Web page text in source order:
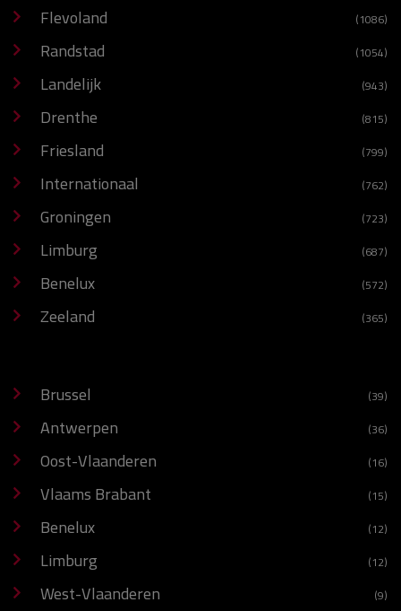
Flevoland (1086)
Randstad (1054)
Landelijk (943)
Drenthe (815)
Friesland (799)
Internationaal (762)
Groningen (723)
Limburg (687)
Benelux (572)
Zeeland (365)
Brussel (39)
Antwerpen (36)
Oost-Vlaanderen (16)
Vlaams Brabant (15)
Benelux (12)
Limburg (12)
West-Vlaanderen (9)